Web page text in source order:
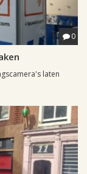
0
laten